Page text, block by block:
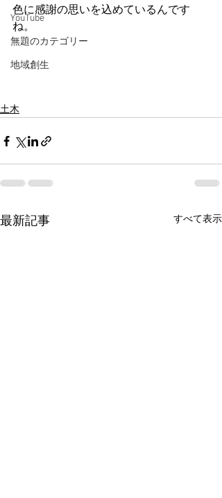
YouTube
無題のカテゴリー
地域創生
色に感謝の思いを込めているんです
ね。
土木
最新記事 すべて表示